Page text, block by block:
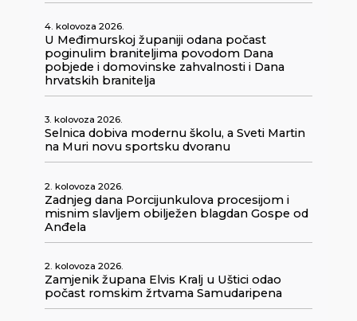
4. kolovoza 2026.
U Međimurskoj županiji odana počast
poginulim braniteljima povodom Dana
pobjede i domovinske zahvalnosti i Dana
hrvatskih branitelja
3. kolovoza 2026.
Selnica dobiva modernu školu, a Sveti Martin
na Muri novu sportsku dvoranu
2. kolovoza 2026.
Zadnjeg dana Porcijunkulova procesijom i
misnim slavljem obilježen blagdan Gospe od
Anđela
2. kolovoza 2026.
Zamjenik župana Elvis Kralj u Uštici odao
počast romskim žrtvama Samudaripena